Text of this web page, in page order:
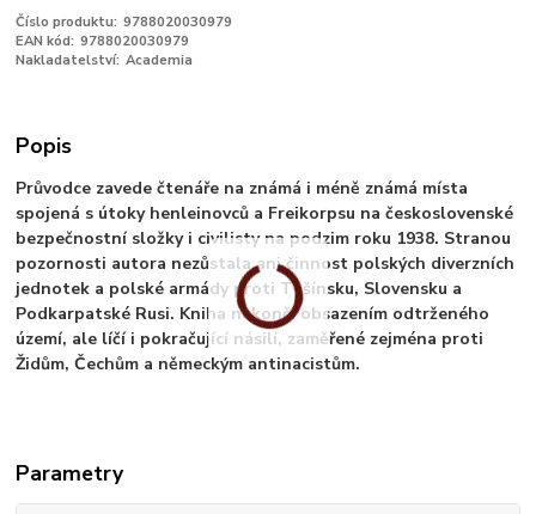
Číslo produktu: 9788020030979
EAN kód: 9788020030979
Nakladatelství: Academia
Popis
Průvodce zavede čtenáře na známá i méně známá místa
spojená s útoky henleinovců a Freikorpsu na československé
bezpečnostní složky i civilisty na podzim roku 1938. Stranou
pozornosti autora nezůstala ani činnost polských diverzních
jednotek a polské armády proti Těšínsku, Slovensku a
Podkarpatské Rusi. Kniha nekončí obsazením odtrženého
území, ale líčí i pokračující násilí, zaměřené zejména proti
Židům, Čechům a německým antinacistům.
Parametry